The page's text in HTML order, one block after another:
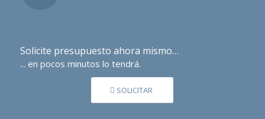
Solicite presupuesto ahora mismo…
... en pocos minutos lo tendrá.
SOLICITAR